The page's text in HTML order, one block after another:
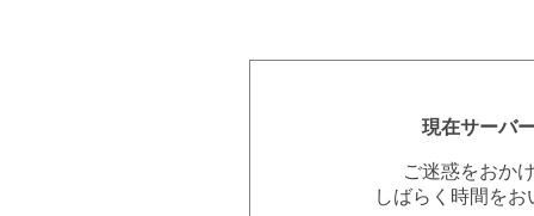
現在サーバ
ご迷惑をおか
しばらく時間を